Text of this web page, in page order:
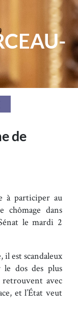
de
à participer au
chômage dans
le mardi 2
il est scandaleux
dos des plus
retrouvent avec
et l’État veut